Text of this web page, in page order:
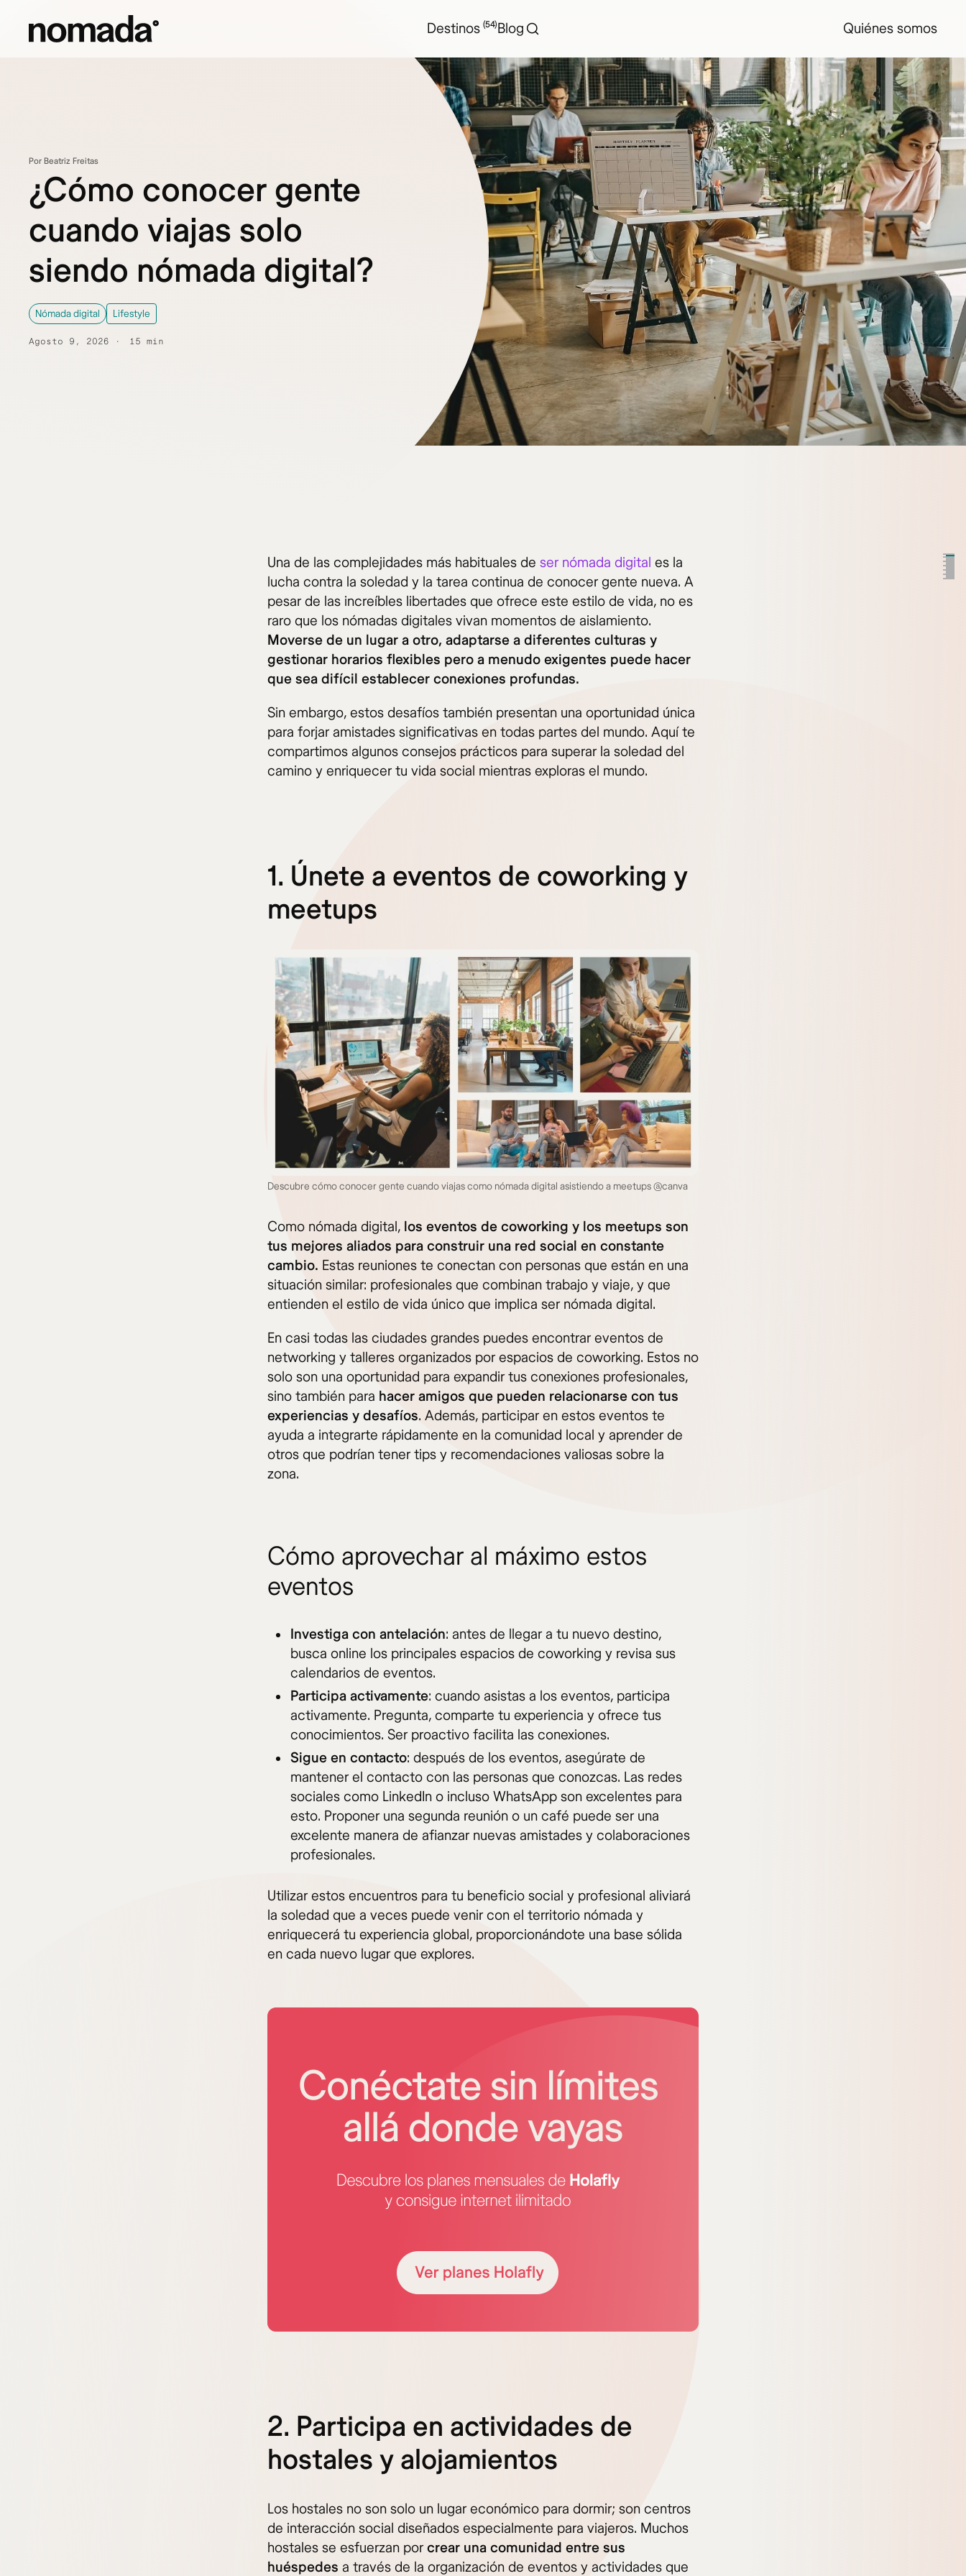
Destinos (54)Blog Quiénes somos
Por Beatriz Freitas
¿Cómo conocer gente
cuando viajas solo
siendo nómada digital?
Nómada digital Lifestyle
Agosto 9, 2026 15 min
Una de las complejidades más habituales de ser nómada digital es la
lucha contra la soledad y la tarea continua de conocer gente nueva. A
pesar de las increíbles libertades que ofrece este estilo de vida, no es
raro que los nómadas digitales vivan momentos de aislamiento.
Moverse de un lugar a otro, adaptarse a diferentes culturas y
gestionar horarios flexibles pero a menudo exigentes puede hacer
que sea difícil establecer conexiones profundas.
Sin embargo, estos desafíos también presentan una oportunidad única
para forjar amistades significativas en todas partes del mundo. Aquí te
compartimos algunos consejos prácticos para superar la soledad del
camino y enriquecer tu vida social mientras exploras el mundo.
1. Únete a eventos de coworking y
meetups
Descubre cómo conocer gente cuando viajas como nómada digital asistiendo a meetups @canva
Como nómada digital, los eventos de coworking y los meetups son
tus mejores aliados para construir una red social en constante
cambio. Estas reuniones te conectan con personas que están en una
situación similar: profesionales que combinan trabajo y viaje, y que
entienden el estilo de vida único que implica ser nómada digital.
En casi todas las ciudades grandes puedes encontrar eventos de
networking y talleres organizados por espacios de coworking. Estos no
solo son una oportunidad para expandir tus conexiones profesionales,
sino también para hacer amigos que pueden relacionarse con tus
experiencias y desafíos. Además, participar en estos eventos te
ayuda a integrarte rápidamente en la comunidad local y aprender de
otros que podrían tener tips y recomendaciones valiosas sobre la
zona.
Cómo aprovechar al máximo estos
eventos
Investiga con antelación: antes de llegar a tu nuevo destino,
busca online los principales espacios de coworking y revisa sus
calendarios de eventos.
Participa activamente: cuando asistas a los eventos, participa
activamente. Pregunta, comparte tu experiencia y ofrece tus
conocimientos. Ser proactivo facilita las conexiones.
Sigue en contacto: después de los eventos, asegúrate de
mantener el contacto con las personas que conozcas. Las redes
sociales como LinkedIn o incluso WhatsApp son excelentes para
esto. Proponer una segunda reunión o un café puede ser una
excelente manera de afianzar nuevas amistades y colaboraciones
profesionales.
Utilizar estos encuentros para tu beneficio social y profesional aliviará
la soledad que a veces puede venir con el territorio nómada y
enriquecerá tu experiencia global, proporcionándote una base sólida
en cada nuevo lugar que explores.
2. Participa en actividades de
hostales y alojamientos
Los hostales no son solo un lugar económico para dormir; son centros
de interacción social diseñados especialmente para viajeros. Muchos
hostales se esfuerzan por crear una comunidad entre sus
huéspedes a través de la organización de eventos y actividades que